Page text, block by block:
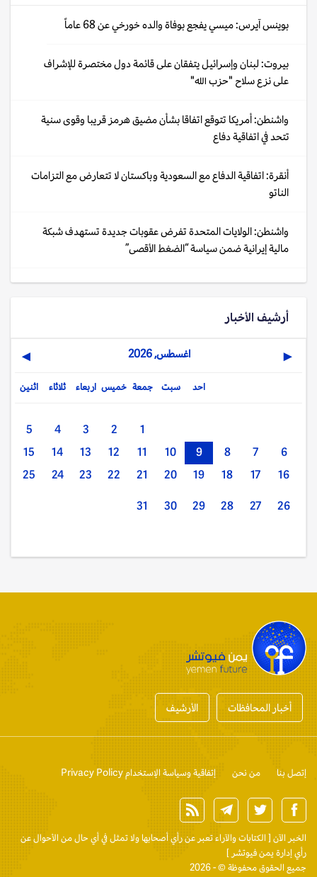
بوينس آيرس: ميسي يفجع بوفاة والده خورخي عن 68 عاماً
بيروت: لبنان وإسرائيل يتفقان على قائمة دول مختصرة للإشراف
على نزع سلاح "حزب الله"
واشنطن: أمريكا تتوقع اتفاقا بشأن مضيق هرمز قريبا وقوى سنية
تتحد في اتفاقية دفاع
أنقرة: اتفاقية الدفاع مع السعودية وباكستان لا تتعارض مع التزامات
الناتو
واشنطن: الولايات المتحدة تفرض عقوبات جديدة تستهدف شبكة
مالية إيرانية ضمن سياسة “الضغط الأقصى”
أرشيف الأخبار
◀ اغسطس, 2026 ▶
اثنين ثلاثاء اربعاء خميس جمعة سبت احد
1
2
3
4
5
6
7
8
9
10
11
12
13
14
15
16
17
18
19
20
21
22
23
24
25
26
27
28
29
30
31
أخبار المحافظات الأرشيف
إتصل بنا من نحن إتفاقية وسياسة الإستخدام Privacy Policy
الخبر الآن [ الكتابات والآراء تعبر عن رأي أصحابها ولا تمثل في أي حال من الأحوال عن
رأي إدارة يمن فيوتشر ]
جميع الحقوق محفوظة © - 2026